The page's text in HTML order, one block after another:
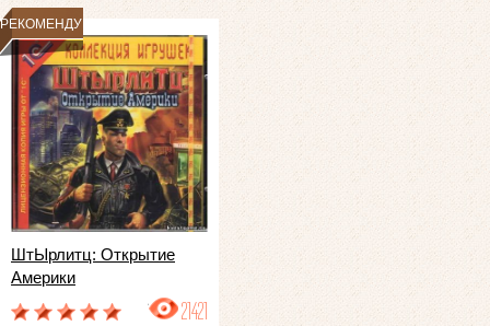
РЕКОМЕНДУЕМ
ШтЫрлитц: Открытие
Америки
21421